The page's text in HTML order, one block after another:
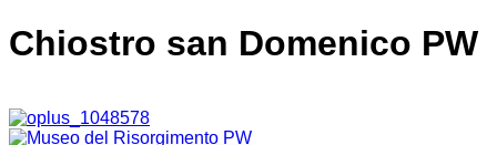
Chiostro san Domenico PW